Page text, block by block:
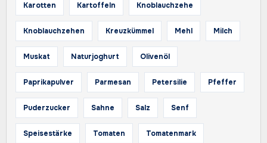
Karotten Kartoffeln Knoblauchzehe
Knoblauchzehen Kreuzkümmel Mehl Milch
Muskat Naturjoghurt Olivenöl
Paprikapulver Parmesan Petersilie Pfeffer
Puderzucker Sahne Salz Senf
Speisestärke Tomaten Tomatenmark